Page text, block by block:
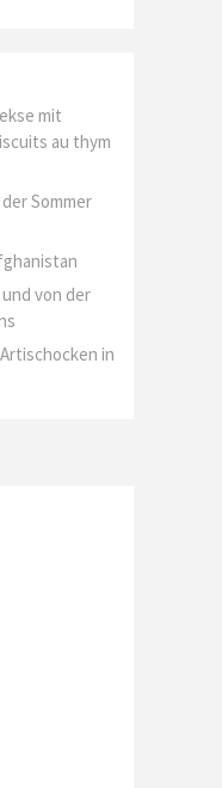
mit
au thym
Sommer
von der
in